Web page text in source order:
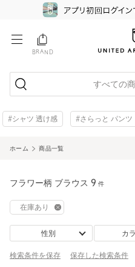
BRAND
すべての
#シャツ 透け感 #さらっと パンツ
ホーム 商品一覧
フラワー柄 ブラウス 9 件
在庫あり
性別 カ
検索条件を保存 保存した検索条件